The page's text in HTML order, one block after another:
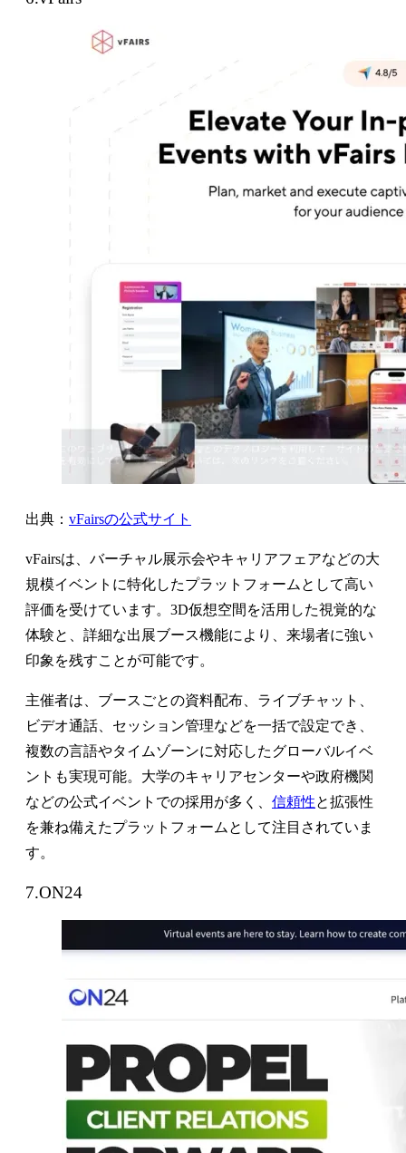
出典： vFairsの公式サイト
vFairsは、バーチャル展示会やキャリアフェアなどの大
規模イベントに特化したプラットフォームとして高い
評価を受けています。3D仮想空間を活用した視覚的な
体験と、詳細な出展ブース機能により、来場者に強い
印象を残すことが可能です。
主催者は、ブースごとの資料配布、ライブチャット、
ビデオ通話、セッション管理などを一括で設定でき、
複数の言語やタイムゾーンに対応したグローバルイベ
ントも実現可能。大学のキャリアセンターや政府機関
などの公式イベントでの採用が多く、 信頼性と拡張性
を兼ね備えたプラットフォームとして注目されていま
す。
7.ON24